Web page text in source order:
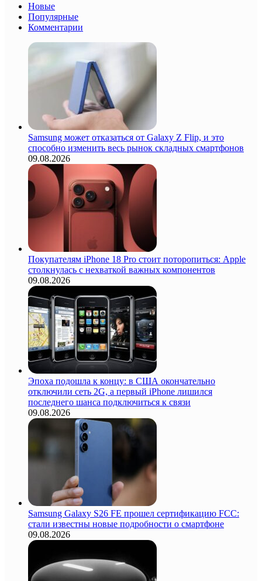
Новые
Популярные
Комментарии
Samsung может отказаться от Galaxy Z Flip, и это
способно изменить весь рынок складных смартфонов
09.08.2026
Покупателям iPhone 18 Pro стоит поторопиться: Apple
столкнулась с нехваткой важных компонентов
09.08.2026
Эпоха подошла к концу: в США окончательно
отключили сеть 2G, а первый iPhone лишился
последнего шанса подключиться к связи
09.08.2026
Samsung Galaxy S26 FE прошел сертификацию FCC:
стали известны новые подробности о смартфоне
09.08.2026